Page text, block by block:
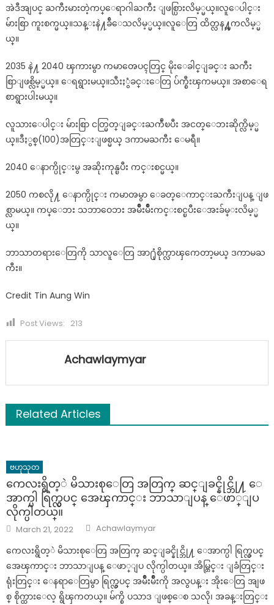
အဲဒီအျပင္ ႀကီးမားတဲ့ကပ္ေရာဂါႀကီး ျဖစ္ပြားလိမ့္မယ္။လူေပါင္း
မ်ားစြာ ကူးစက္မယ္။သန္းနဲ႔ခ်ီေသလိမ့္မယ္။လူေတြ ထိတ္လန႔္ၾကလိမ့္မ
ယ္။
2035 နဲ႔ 2040 ၾကားမွာ ကမာၻေပၚတြင္ မိုးေခါင္ျခင္း ႀကီး
စြာျဖစ္လိမ့္မယ္။ ေရရွားမယ္။သီးႏွံခင္းေတြ ပ်က္စီးၾကမယ္။ အစာေရ
စာရွားပါးမယ္။
လူသားေပါင္း မ်ားစြာ ငတ္မြတ္ျခင္းႀကဳံၿပီး အငတ္ေဘးဆိုက္လိမ့္မ
ယ္။ဒီႏွစ္(100)အတြင္းျဖစ္မယ္ ဒကာမႀကီး ေမရီ။
2040 ေနာက္ပိုင္းမွ အဆိုးကုန္ၿပီး ကင္းစင္မယ္။
2050 ကစလို႔ ေနာက္ပိုင္း ကမာၻမွာ ေခတ္ေကာင္းႀကီးျပန္ ျဖ
စ္လာမယ္။ ကပ္ေဘး သဘာဝေဘး အမ်ိဳးမ်ိဳးကင္းစင္ၿပီးေအးခ်မ္းလိမ့္မ
ယ္။
ဘာသာတရားေတြကို သာလူေတြ အာ႐ုံစိုက္လာၾကေတာ့မယ္ ဒကာမႀ
ကီး။
Credit Tin Aung Win
Post Views: 213
Achawlaymyar
Related Articles
ဗဟုသုတ
ကေလးရွိတ့ဲ မိသားစုေတြ အတြက္ ဆင္ျခင္နိုင္ဘို႔ ေ
အာက္ပါ ရြက္လွပင္ အေၾကာင္း ဘာသာျပန္ ေဖာ္ျပ
လိုက္ပါတယ္။
Posted
on
March 21, 2022 Author
Achawlaymyar
ကေလးရွိတ့ဲ မိသားစုေတြ အတြက္ ဆင္ျခင္နိုင္ဘို႔ ေအာက္ပါ ရြက္လွပင္
အေၾကာင္း ဘာသာျပန္ ေဖာ္ျပ လိုက္ပါတယ္။ အိမ္တြင္း ျခံတြင္း
ရုံးတြင္း ေနရာေတြမွာ ရြက္လွပင္ အမ်ိဳးမ်ိဳးကို အလွပန္း အိုးေတြ အျဖ
စ္ စိုက္ထားေလ့ ရွိၾကတယ္။ မ်က္စိ ပသာဒ ျဖစ္ေစ သလို၊ အခန္းတြင္း